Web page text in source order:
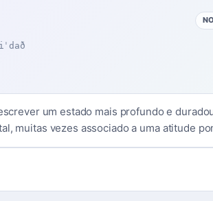
um estado mais profundo e
muitas vezes associado a uma atitude